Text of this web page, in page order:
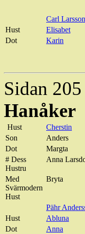
Carl Larsson
Hust
Elisabet
Dot
Karin
Sidan
Hanåker
Hust Cherstin
Son
Anders
Dot
Margta
# Dess
Hustru
Anna
Med
Svärmodern
Hust
Bryta
Pähr
Hust
Abluna
Dot
Anna